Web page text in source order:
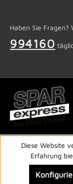
Haben Sie
994160
Diese Website
Erfahrung